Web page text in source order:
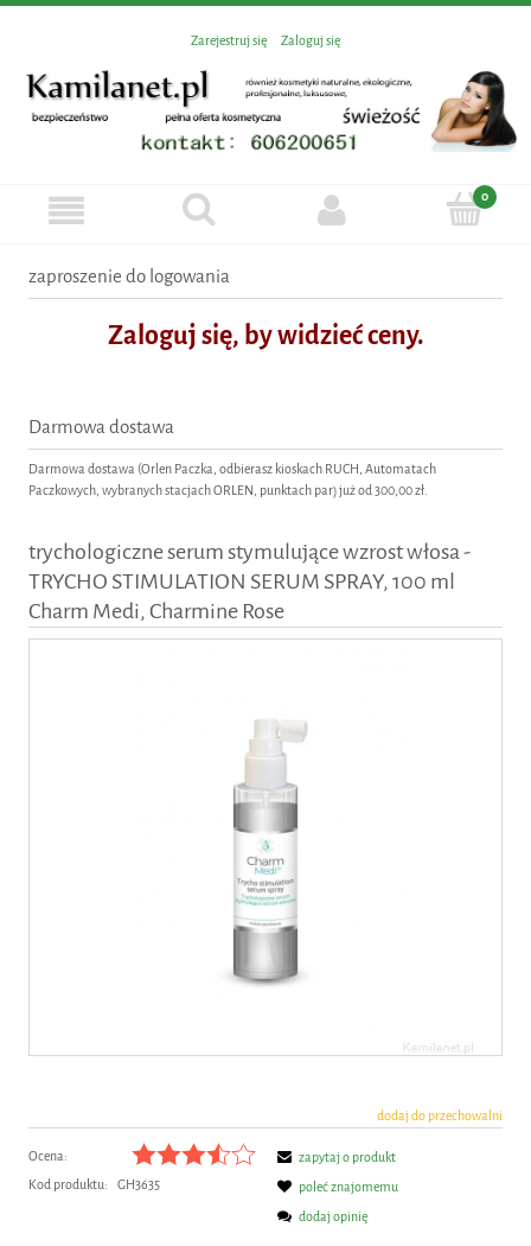
Zarejestruj się Zaloguj się
zaproszenie do logowania
Zaloguj się, by widzieć ceny.
Darmowa dostawa
Darmowa dostawa (Orlen Paczka, odbierasz kioskach RUCH, Automatach
Paczkowych, wybranych stacjach ORLEN, punktach par) już od 300,00 zł.
trychologiczne serum stymulujące wzrost włosa -
TRYCHO STIMULATION SERUM SPRAY, 100 ml
Charm Medi, Charmine Rose
dodaj do przechowalni
Ocena:
Kod produktu: GH3635
zapytaj o produkt
poleć znajomemu
dodaj opinię